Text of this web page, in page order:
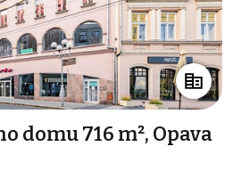
domu 716 m², Opava